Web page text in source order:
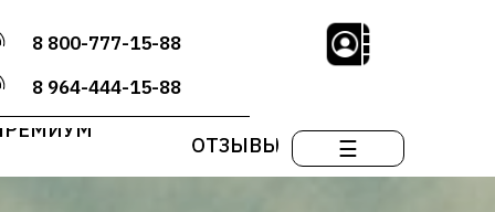
☰
8 800-777-15-88
8 964-444-15-88
ОТЗЫВЫ